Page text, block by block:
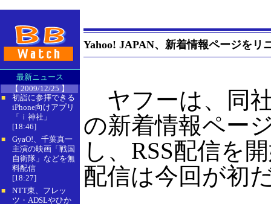
最新ニュース
【 2009/12/25 】
■
初詣に参拝できる
iPhone向けアプリ
「ｉ神社」
[18:46]
■
GyaO!、千葉真一
主演の映画「戦国
自衛隊」などを無
料配信
[18:27]
■
NTT東、フレッ
ツ・ADSLやひか
Yahoo! JAPAN、新着情報ページをリ
ヤフーは、同
の新着情報ペー
し、RSS配信を
配信は今回が初